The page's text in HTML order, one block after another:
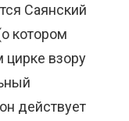
Саянский
котором
цирке взору
действует